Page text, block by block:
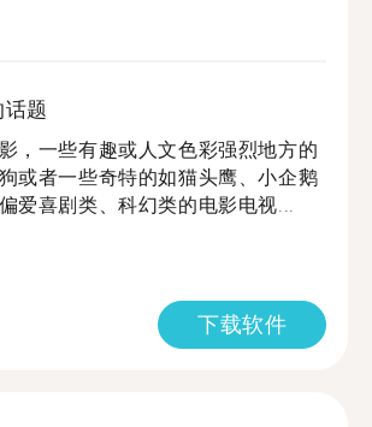
题
，一些有趣或人文色彩强烈地方的
或者一些奇特的如猫头鹰、小企鹅
爱喜剧类、科幻类的电影电视...
下载软件